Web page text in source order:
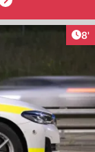
8'